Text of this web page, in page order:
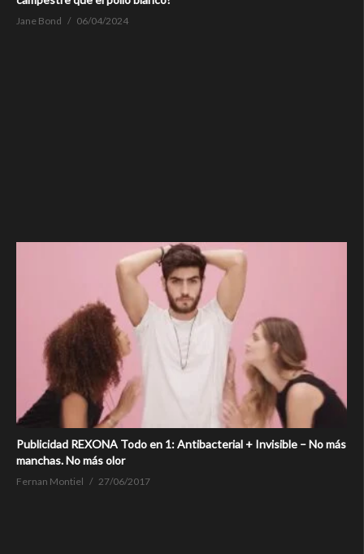
Jane Bond 06/04/2024
Publicidad REXONA Todo en 1: Antibacterial + Invisible – No más
manchas. No más olor
Fernan Montiel 27/06/2017